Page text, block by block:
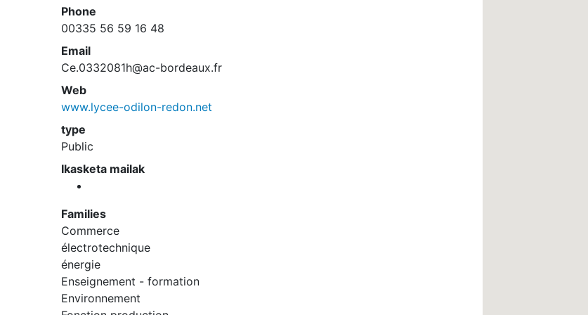
Phone
00335 56 59 16 48
Email
Ce.0332081h@ac-bordeaux.fr
Web
www.lycee-odilon-redon.net
type
Public
Ikasketa mailak
Families
Commerce
électrotechnique
énergie
Enseignement - formation
Environnement